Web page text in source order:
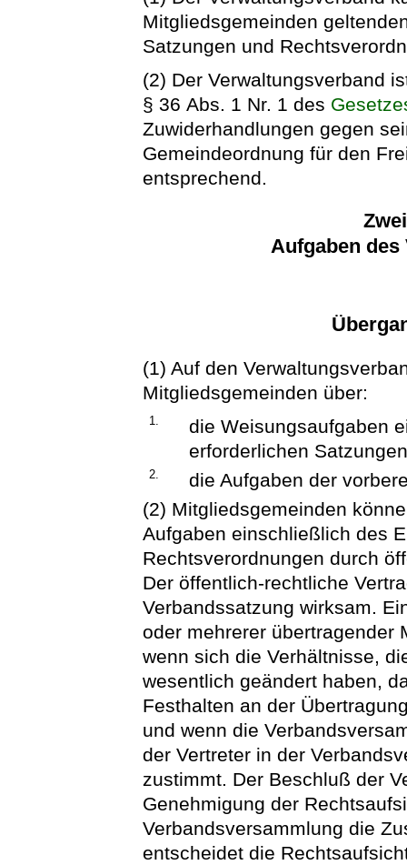
Mitgliedsgemeinden
Satzungen und
(2) Der Verwaltungsverband
§ 36 Abs. 1 Nr. 1 des
Zuwiderhandlungen gegen
Gemeindeordnung für den
entsprechend.
Aufgaben
(1) Auf den
Mitgliedsgemeinden über:
1.
die Weisungsaufgaben
erforderlichen
2.
die Aufgaben der
(2) Mitgliedsgemeinden
Aufgaben einschließlich des
Rechtsverordnungen durch
Der öffentlich-rechtliche
Verbandssatzung wirksam.
oder mehrerer übertragender
wenn sich die Verhältnisse,
wesentlich geändert haben,
Festhalten an der
und wenn die
der Vertreter in der
zustimmt. Der Beschluß der
Genehmigung der
Verbandsversammlung die
entscheidet die